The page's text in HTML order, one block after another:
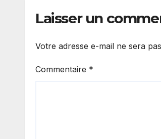
Sall
Laisser un
Votre adresse e-mail ne sera
Commentaire *